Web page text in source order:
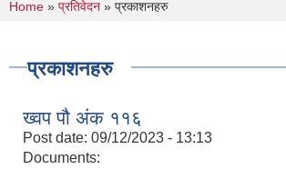
You are here
Home » प्रतिवेदन » प्रकाशनहरु
प्रकाशनहरु
ख्वप पौ अंक ११६
Post date: 09/12/2023 - 13:13
Documents: